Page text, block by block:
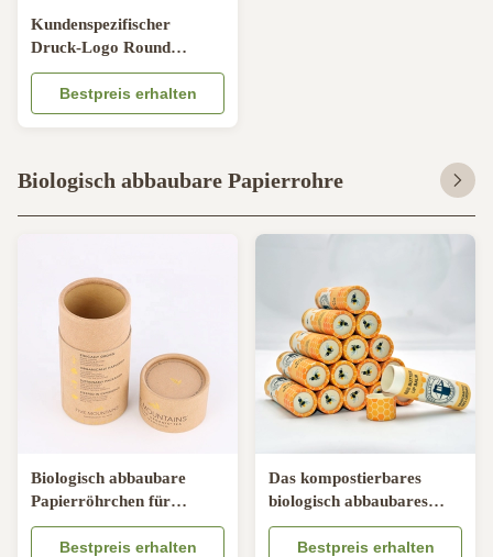
Kundenspezifischer
Druck-Logo Round
Cylinder Container Eco
freundlich für
Kleiderschleier
Bestpreis erhalten
Biologisch abbaubare Papierrohre
Biologisch abbaubare
Papierröhrchen für
Deodorant Stick mit Samt
Kissen Einfügen und
Bestpreis erhalten
Das kompostierbares
biologisch abbaubares
Versenden packt
Durchmesser 0.5oz 76mm
Bestpreis erhalten